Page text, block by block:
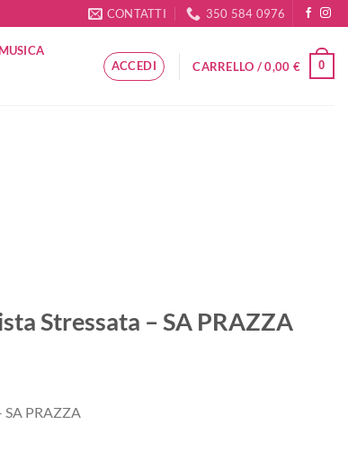
CONTATTI 350 584 0976
MUSICA
ACCEDI CARRELLO /0,00 € 0
Stressata – SA PRAZZA
SA PRAZZA